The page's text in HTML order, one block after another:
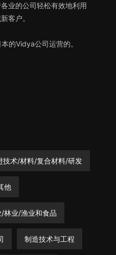
业的公司轻松有效地利用
客户。
的Vidya公司运营的。
技术/材料/复合材料/研发
他
/林业/渔业和食品
制造技术与工程